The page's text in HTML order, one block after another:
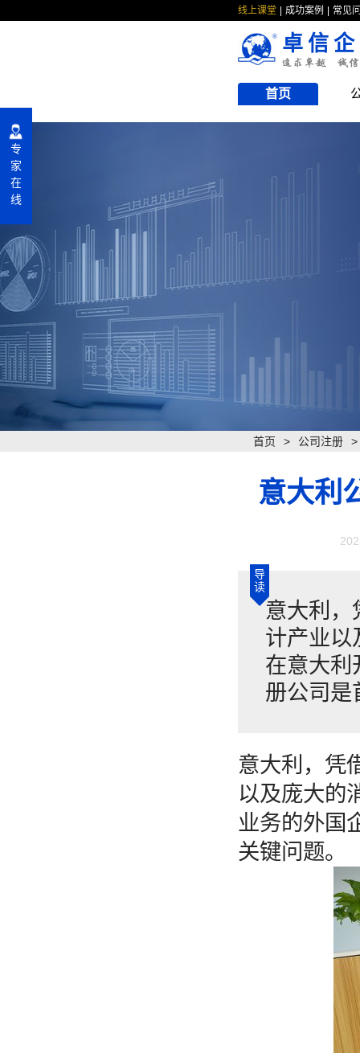
线上课堂 成功案例 常见
卓信
首页
首页 > 公司注册 >
意大利
导
读
意大利，
计产业以
在意大利
册公司是
意大利，凭
以及庞大的
业务的外国
关键问题。
专
家
在
线